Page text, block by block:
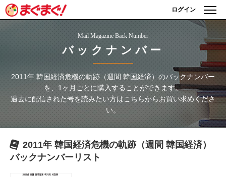
ログイン
Mail Magazine Back Number
バックナンバー
2011年 韓国経済危機の軌跡（週間 韓国経済） のバックナンバー
を、1ヶ月ごとに購入することができます。
過去に配信された号を読みたい方はこちらからお買い求めくださ
い。
2011年 韓国経済危機の軌跡（週間 韓国経済）
バックナンバーリスト